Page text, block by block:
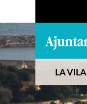
LA VILA